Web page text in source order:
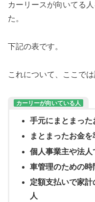
カーリースが向いてる
た。
下記の表です。
これについて、ここで
カーリーが向いている人
手元にまとまった
まとまったお金
個人事業主や法人
車管理のための時
定額支払いで家
人